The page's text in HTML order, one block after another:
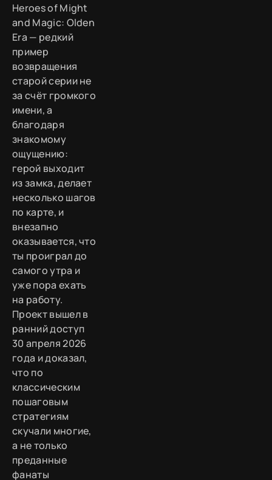
Heroes of Might
and Magic: Olden
Era — редкий
пример
возвращения
старой серии не
за счёт громкого
имени, а
благодаря
знакомому
ощущению:
герой выходит
из замка, делает
несколько шагов
по карте, и
внезапно
оказывается, что
ты проиграл до
самого утра и
уже пора ехать
на работу.
Проект вышел в
ранний доступ
30 апреля 2026
года и доказал,
что по
классическим
пошаговым
стратегиям
скучали многие,
а не только
преданные
фанаты